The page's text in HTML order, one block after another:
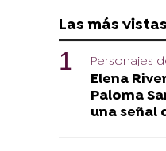
Las más vistas
Personajes
Elena
Paloma
una señal